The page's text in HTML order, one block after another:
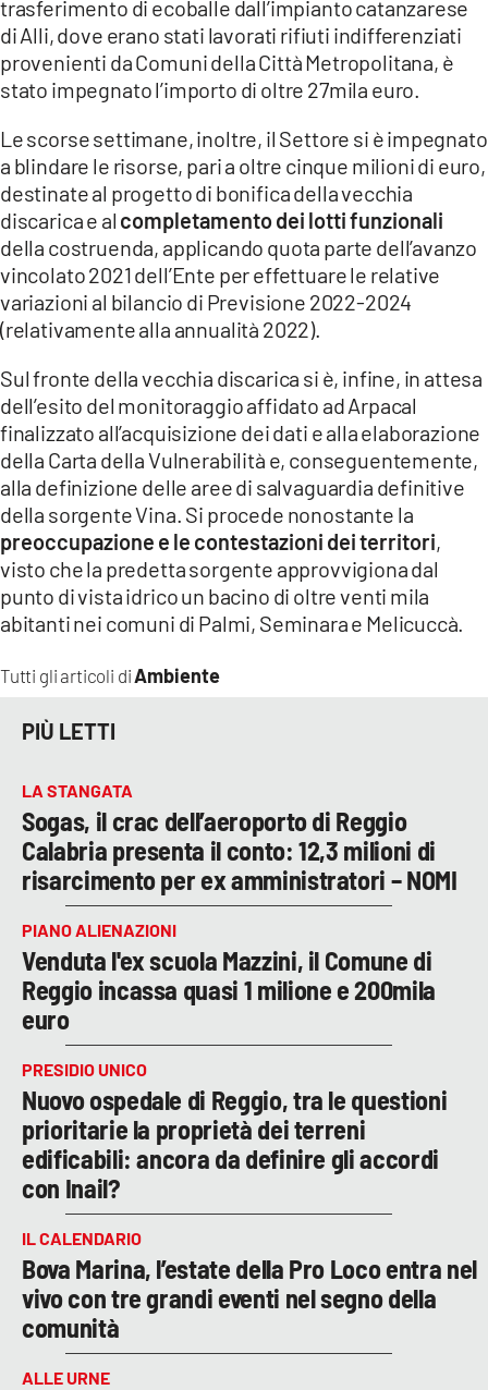
Tutti gli articoli diAmbiente
trasferimento di ecoballe dall’impianto catanzarese
di Alli, dove erano stati lavorati rifiuti indifferenziati
provenienti da Comuni della Città Metropolitana, è
stato impegnato l’importo di oltre 27mila euro.
Le scorse settimane, inoltre, il Settore si è impegnato
a blindare le risorse, pari a oltre cinque milioni di euro,
destinate al progetto di bonifica della vecchia
discarica e al completamento dei lotti funzionali
della costruenda, applicando quota parte dell’avanzo
vincolato 2021 dell’Ente per effettuare le relative
variazioni al bilancio di Previsione 2022-2024
(relativamente alla annualità 2022).
Sul fronte della vecchia discarica si è, infine, in attesa
dell’esito del monitoraggio affidato ad Arpacal
finalizzato all’acquisizione dei dati e alla elaborazione
della Carta della Vulnerabilità e, conseguentemente,
alla definizione delle aree di salvaguardia definitive
della sorgente Vina. Si procede nonostante la
preoccupazione e le contestazioni dei territori,
visto che la predetta sorgente approvvigiona dal
punto di vista idrico un bacino di oltre venti mila
abitanti nei comuni di Palmi, Seminara e Melicuccà.
PIÙ LETTI
LA STANGATA
Sogas, il crac dell’aeroporto di Reggio
Calabria presenta il conto: 12,3 milioni di
risarcimento per ex amministratori – NOMI
PIANO ALIENAZIONI
Venduta l'ex scuola Mazzini, il Comune di
Reggio incassa quasi 1 milione e 200mila
euro
PRESIDIO UNICO
Nuovo ospedale di Reggio, tra le questioni
prioritarie la proprietà dei terreni
edificabili: ancora da definire gli accordi
con Inail?
IL CALENDARIO
Bova Marina, l’estate della Pro Loco entra nel
vivo con tre grandi eventi nel segno della
comunità
ALLE URNE